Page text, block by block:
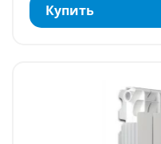
Купить